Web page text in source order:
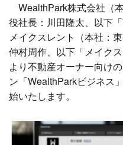
WealthPark株式会社（
役社長：川田隆太、以下
メイクスレント（本社：
仲村周作、以下「メイク
より不動産オーナー向け
ン「WealthParkビジネス
始いたします。